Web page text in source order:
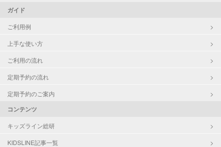
ガイド
ご利用例
上手な使い方
ご利用の流れ
定期予約の流れ
定期予約のご案内
コンテンツ
キッズライン総研
KIDSLINE記事一覧